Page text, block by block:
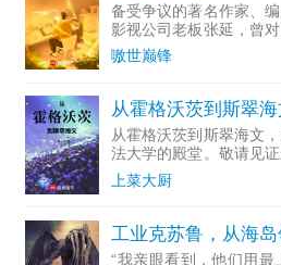
备受争议的著名作家、
影视公司老板张延，曾
一个投...
嗷世巅锋
从霍格沃茨到斯翠海
从霍格沃茨到斯翠海文
法大学的殿堂。敬请见
·杜姆...
上菜大厨
工业克苏鲁，从海
“我亲眼看到，他们用